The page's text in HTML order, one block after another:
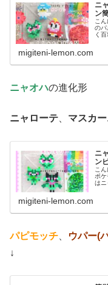
ニ
ン
こ
の
く
migiteni-lemon.com
ニャオハの進化形
ニャローテ マスカ
ニ
ン
こ
ポ
はニ
migiteni-lemon.com
パピモッチ ウパー(
↓